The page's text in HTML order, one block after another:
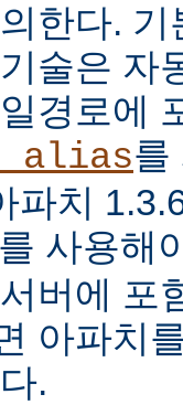
한다.
술은 자
경로에
를
파치
를 사용해
버에 포
아파치
.